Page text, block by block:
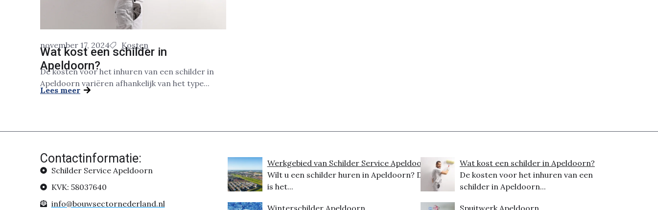
november 17, 2024 Kosten
Wat kost een schilder in
Apeldoorn?
De kosten voor het inhuren van een schilder in
Apeldoorn variëren afhankelijk van het type...
Lees meer
Contactinformatie:
Schilder Service Apeldoorn
KVK: 58037640
info@bouwsectornederland.nl
Werkgebied van Schilder Service Apeldoorn
Wilt u een schilder huren in Apeldoorn? Dit
is het...
Winterschilder Apeldoorn
Wat kost een schilder in Apeldoorn?
De kosten voor het inhuren van een
schilder in Apeldoorn...
Spuitwerk Apeldoorn